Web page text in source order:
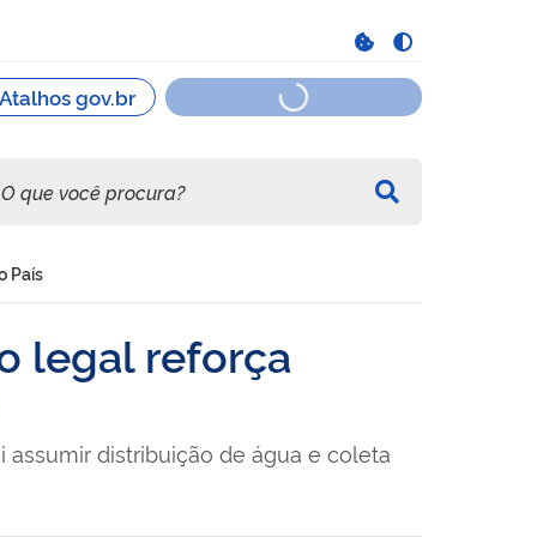
País
legal reforça
distribuição de água e coleta